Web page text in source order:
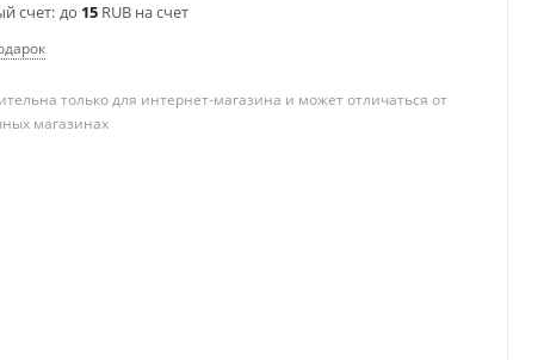
счет: до 15RUB на счет
только для интернет-магазина и может отличаться от
магазинах